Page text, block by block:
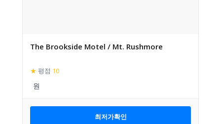
The Brookside Motel / Mt. Rushmore
★ 평점 10
최저가확인